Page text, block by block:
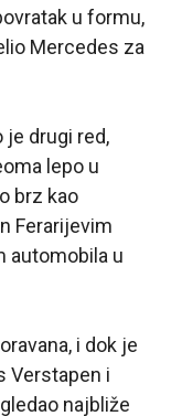
u formu,
Mercedes za
je drugi red,
lepo u
brz kao
Ferarijevim
automobila u
i dok je
Verstapen i
najbliže